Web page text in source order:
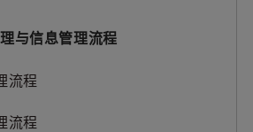
与信息管理流程
流程
流程